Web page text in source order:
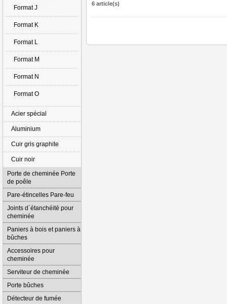
6 article(s)
Format J
Format K
Format L
Format M
Format N
Format O
Acier spécial
Aluminium
Cuir gris graphite
Cuir noir
Porte de cheminée Porte
de poêle
Pare-étincelles Pare-feu
Joints d´étanchéité pour
cheminée
Paniers à bois et paniers à
bûches
Accessoires pour
cheminée
Serviteur de cheminée
Porte bûches
Détecteur de fumée